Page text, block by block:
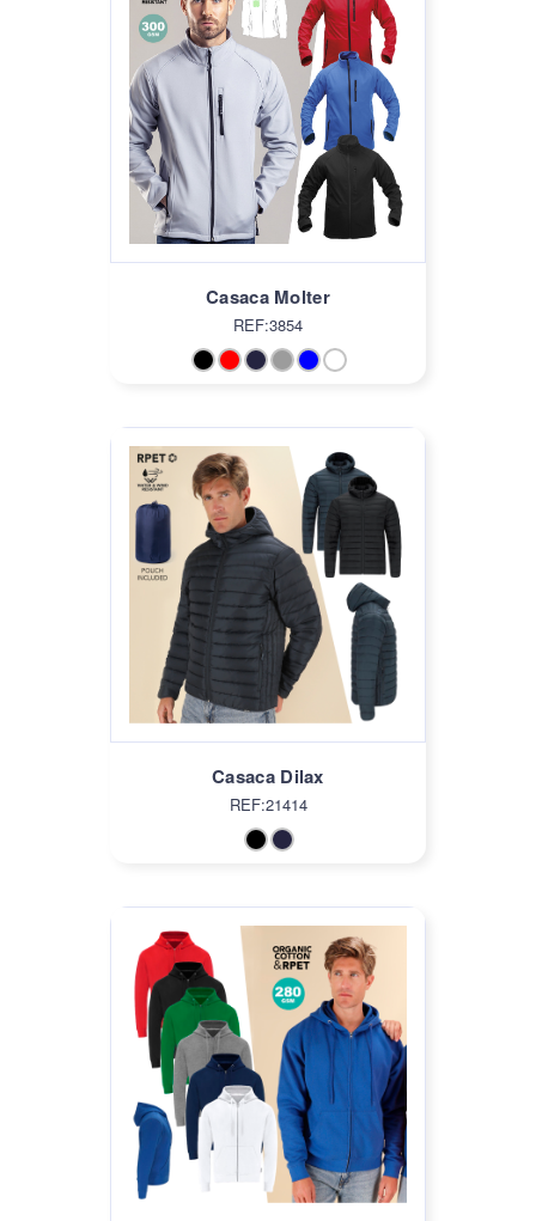
Casaca Molter
REF:3854
Casaca Dilax
REF:21414